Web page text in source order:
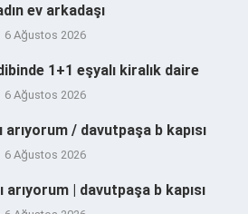
ev arkadaşı
6 Ağustos 2026
1+1 eşyalı kiralık daire
6 Ağustos 2026
arıyorum / davutpaşa b kapısı
6 Ağustos 2026
arıyorum | davutpaşa b kapısı